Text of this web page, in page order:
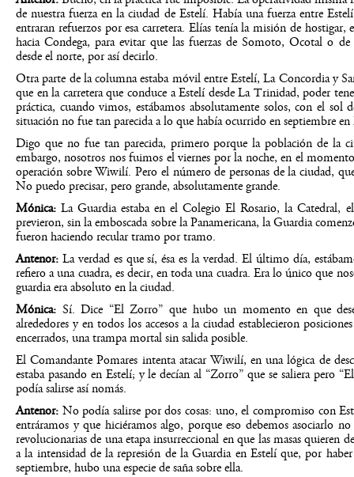
de nuestra fuerza en la ciudad de Estelí. Había una fuerza entre
entraran refuerzos por esa carretera. Elías tenía la misión de hostigar,
hacia Condega, para evitar que las fuerzas de Somoto, Ocotal o
desde el norte, por así decirlo.
Otra parte de la columna estaba móvil entre Estelí, La Concordia y
que en la carretera que conduce a Estelí desde La Trinidad, poder
práctica, cuando vimos, estábamos absolutamente solos, con el sol
situación no fue tan parecida a lo que había ocurrido en septiembre en
Digo que no fue tan parecida, primero porque la población de la
embargo, nosotros nos fuimos el viernes por la noche, en el
operación sobre Wiwilí. Pero el número de personas de la ciudad,
No puedo precisar, pero grande, absolutamente grande.
Mónica:La Guardia estaba en el Colegio El Rosario, la
previeron, sin la emboscada sobre la Panamericana, la Guardia
fueron haciendo recular tramo por tramo.
Antenor: La verdad es que sí, ésa es la verdad. El último día,
refiero a una cuadra, es decir, en toda una cuadra. Era lo único que
guardia era absoluto en la ciudad.
Mónica: Sí. Dice “El Zorro” que hubo un momento en que
alrededores y en todos los accesos a la ciudad establecieron
encerrados, una trampa mortal sin salida posible.
El Comandante Pomares intenta atacar Wiwilí, en una lógica de
estaba pasando en Estelí; y le decían al “Zorro” que se saliera pero
podía salirse así nomás.
Antenor: No podía salirse por dos cosas: uno, el compromiso con
entráramos y que hiciéramos algo, porque eso debemos asociarlo
revolucionarias de una etapa insurreccional en que las masas quieren
a la intensidad de la represión de la Guardia en Estelí que, por
septiembre, hubo una especie de saña sobre ella.